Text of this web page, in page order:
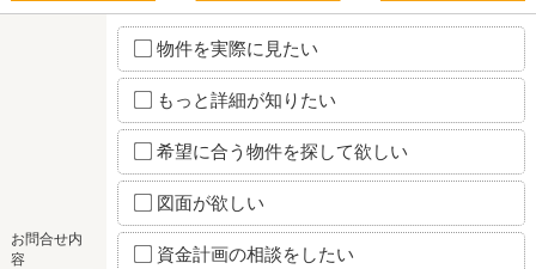
お問合せ内
容
物件を実際に見たい
もっと詳細が知りたい
希望に合う物件を探して欲しい
図面が欲しい
資金計画の相談をしたい